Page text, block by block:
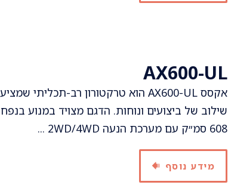
AX600-UL
אקסס AX600-UL הוא טרקטורון רב-תכליתי שמציע
שילוב של ביצועים ונוחות. הדגם מצויד במנוע בנפח
608 סמ״ק עם מערכת הנעה 2WD/4WD ...
מידע נוסף